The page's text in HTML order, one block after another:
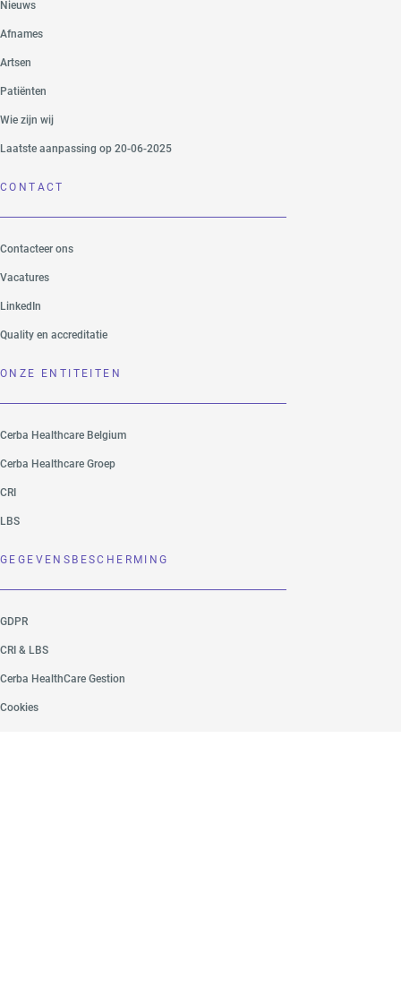
Nieuws
Afnames
Artsen
Patiënten
Wie zijn wij
Laatste aanpassing op 20-06-2025
CONTACT
Contacteer ons
Vacatures
LinkedIn
Quality en accreditatie
ONZE ENTITEITEN
Cerba Healthcare Belgium
Cerba Healthcare Groep
CRI
LBS
GEGEVENSBESCHERMING
GDPR
CRI & LBS
Cerba HealthCare Gestion
Cookies